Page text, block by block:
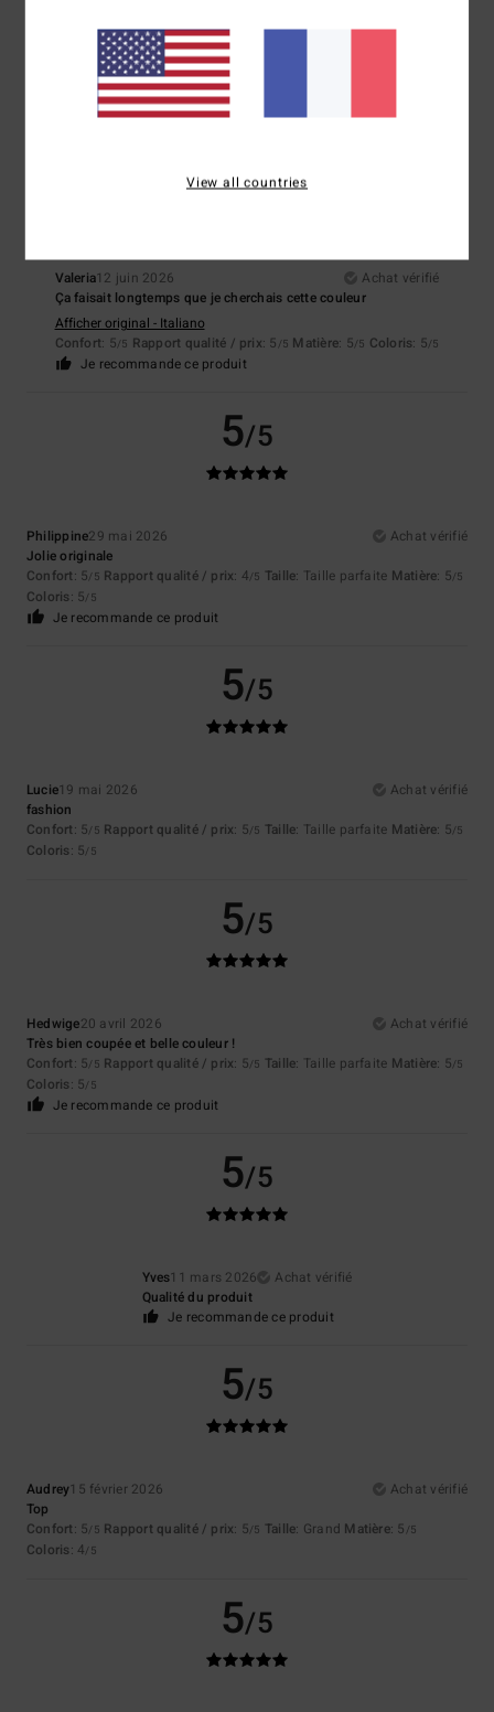
14 juin 2026
Achat vérifié
Rapport qualité / prix
Je recommande ce produit
5/5
Valeria12 juin 2026
Achat vérifié
Ça faisait longtemps que je cherchais cette couleur
Afficher original - Italiano
Confort: 5/5 Rapport qualité / prix: 5 /5 Matière: 5/5 Coloris: 5/5
Je recommande ce produit
5/5
Philippine29 mai 2026
Achat vérifié
Jolie originale
Confort: 5/5 Rapport qualité / prix: 4/5 Taille: Taille parfaite Matière: 5/5
Coloris: 5/5
Je recommande ce produit
5/5
Lucie19 mai 2026
Achat vérifié
fashion
Confort: 5/5 Rapport qualité / prix: 5/5 Taille: Taille parfaite Matière: 5/5
Coloris: 5/5
5/5
Hedwige20 avril 2026
Achat vérifié
Très bien coupée et belle couleur !
Confort: 5/5 Rapport qualité / prix: 5/5 Taille: Taille parfaite Matière: 5/5
Coloris: 5/5
Je recommande ce produit
5/5
Yves11 mars 2026
Achat vérifié
Qualité du produit
Je recommande ce produit
5/5
Audrey15 février 2026
Achat vérifié
Top
Confort: 5/5 Rapport qualité / prix: 5/5 Taille: Grand Matière: 5 /5
Coloris: 4/5
5/5
View all countries